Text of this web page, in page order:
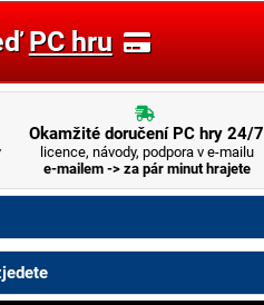
PC hru
Okamžité doručení PC hry 24/7
licence, návody, podpora v e-mailu
e-mailem -> za pár minut hrajete